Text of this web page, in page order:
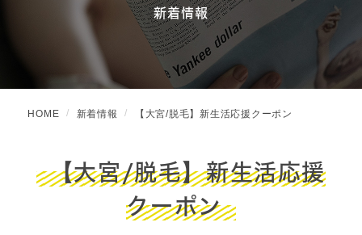
新着情報
HOME 新着情報 【大宮/脱毛】新生活応援クーポン
【大宮/脱毛】新生活応援
クーポン